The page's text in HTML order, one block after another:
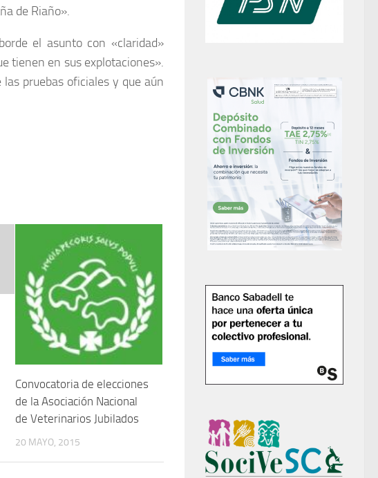
de Riaño».
el asunto con «claridad»
tienen en sus explotaciones».
pruebas oficiales y que aún
Convocatoria de elecciones
de la Asociación Nacional
de Veterinarios Jubilados
20 MAYO, 2015